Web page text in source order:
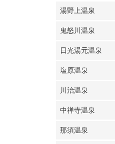
湯野上温泉
鬼怒川温泉
日光湯元温泉
塩原温泉
川治温泉
中禅寺温泉
那須温泉